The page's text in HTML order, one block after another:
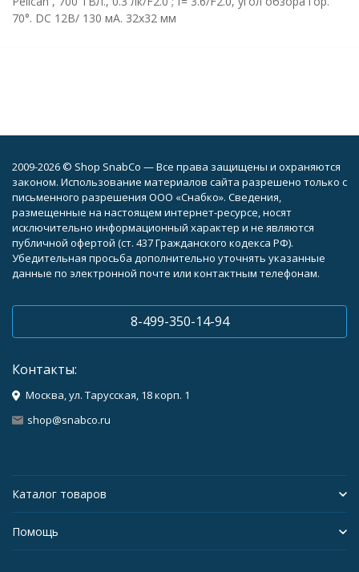
70°. DC 12В/ 130 мА. 32x32 мм
2009-2026 © Shop SnabCo — Все права защищены и охраняются
законом. Использование материалов сайта разрешено только с
письменного разрешения ООО «Снабко». Сведения,
размещенные на настоящем интернет-ресурсе, носят
исключительно информационный характер и не являются
публичной офертой (ст. 437 Гражданского кодекса РФ).
Убедительная просьба дополнительно уточнять указанные
данные по электронной почте или контактным телефонам.
8-499-350-14-94
Контакты:
Москва, ул. Тарусская, 18 корп. 1
shop@snabco.ru
Каталог товаров
Помощь